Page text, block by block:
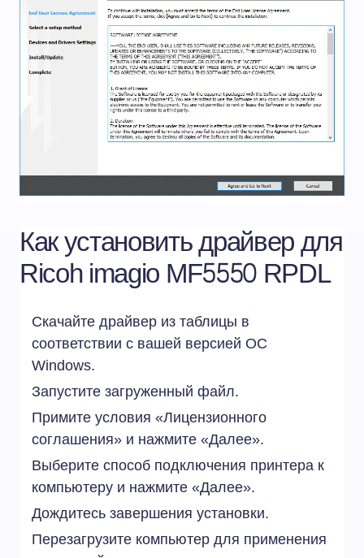
Как установить драйвер для
Ricoh imagio MF5550 RPDL
Скачайте драйвер из таблицы в
соответствии с вашей версией ОС
Windows.
Запустите загруженный файл.
Примите условия «Лицензионного
соглашения» и нажмите «Далее».
Выберите способ подключения принтера к
компьютеру и нажмите «Далее».
Дождитесь завершения установки.
Перезагрузите компьютер для применения